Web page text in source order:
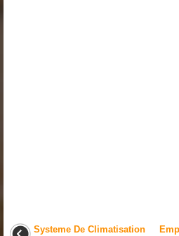
Systeme De Climatisation